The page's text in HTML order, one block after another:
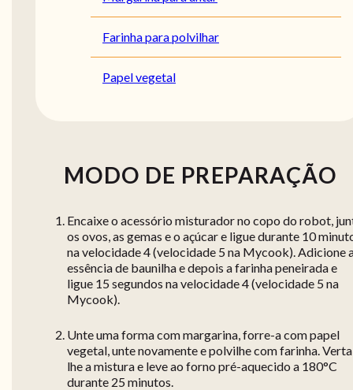
Farinha para polvilhar
Papel vegetal
MODO DE PREPARAÇÃO
Encaixe o acessório misturador no copo do robot,
os ovos, as gemas e o açúcar e ligue durante 10
na velocidade 4 (velocidade 5 na Mycook). Adicione
essência de baunilha e depois a farinha peneirada e
ligue 15 segundos na velocidade 4 (velocidade 5 na
Mycook).
Unte uma forma com margarina, forre-a com papel
vegetal, unte novamente e polvilhe com farinha.
lhe a mistura e leve ao forno pré-aquecido a 180°C
durante 25 minutos.